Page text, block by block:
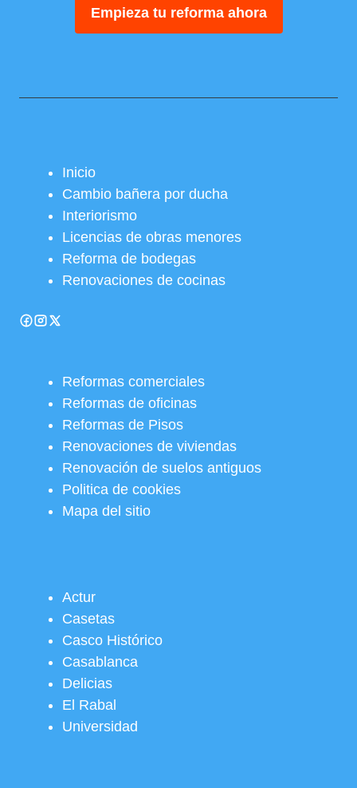
Empieza tu reforma ahora
Inicio
Cambio bañera por ducha
Interiorismo
Licencias de obras menores
Reforma de bodegas
Renovaciones de cocinas
Reformas comerciales
Reformas de oficinas
Reformas de Pisos
Renovaciones de viviendas
Renovación de suelos antiguos
Politica de cookies
Mapa del sitio
Actur
Casetas
Casco Histórico
Casablanca
Delicias
El Rabal
Universidad